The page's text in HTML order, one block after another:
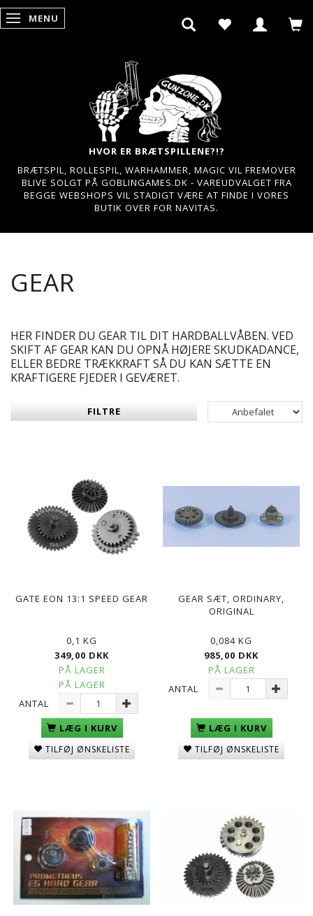
SKIFTE NAVIGATION
MENU
HVOR ER BRÆTSPILLENE?!?
BRÆTSPIL, ROLLESPIL, WARHAMMER, MAGIC VIL FREMOVER
BLIVE SOLGT PÅ GOBLINGAMES.DK - VAREUDVALGET FRA
BEGGE WEBSHOPS VIL STADIGT VÆRE AT FINDE I VORES
BUTIK OVER FOR NAVITAS.
GEAR
HER FINDER DU GEAR TIL DIT HARDBALLVÅBEN. VED
SKIFT AF GEAR KAN DU OPNÅ HØJERE SKUDKADANCE,
ELLER BEDRE TRÆKKRAFT SÅ DU KAN SÆTTE EN
KRAFTIGERE FJEDER I GEVÆRET.
FILTRE
GATE EON 13:1 SPEED GEAR
0,1 KG
349,00 DKK
PÅ LAGER
PÅ LAGER
ANTAL
LÆG I KURV
TILFØJ ØNSKELISTE
GEAR SÆT, ORDINARY,
ORIGINAL
0,084 KG
985,00 DKK
PÅ LAGER
ANTAL
LÆG I KURV
TILFØJ ØNSKELISTE